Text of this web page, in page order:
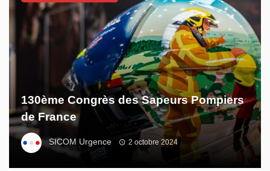
130ème Congrès des Sapeurs Pompiers
de France
SICOM Urgence 2 octobre 2024